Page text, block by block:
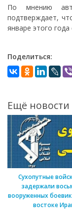
По мнению
подтверждает,
январе этого
Поделиться:
Ещё новости
Сухопутные
задержали
вооруженных
востоке